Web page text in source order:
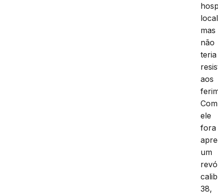
mas
não
teria
aos
Com
ele
fora
um
38,